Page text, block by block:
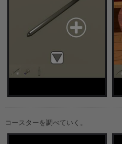
コースターを調べていく。